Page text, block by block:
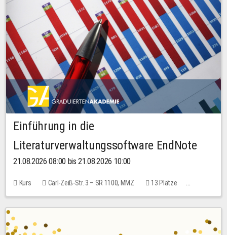
Einführung in die
Literaturverwaltungssoftware EndNote
21.08.2026 08:00 bis 21.08.2026 10:00
Kurs Carl-Zeiß-Str. 3 – SR 1100, MMZ
13 Plätze
10,00 EUR